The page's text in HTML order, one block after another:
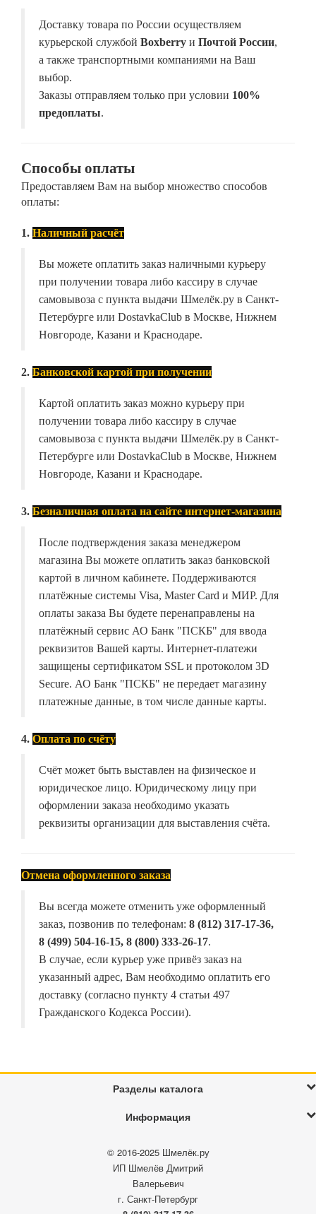
Доставку товара по России осуществляем
курьерской службой Boxberry и Почтой России,
а также транспортными компаниями на Ваш
выбор.
Заказы отправляем только при условии 100%
предоплаты.
Способы оплаты
Предоставляем Вам на выбор множество способов
оплаты:
1. Наличный расчёт
Вы можете оплатить заказ наличными курьеру
при получении товара либо кассиру в случае
самовывоза с пункта выдачи Шмелёк.ру в Санкт-
Петербурге или DostavkaClub в Москве, Нижнем
Новгороде, Казани и Краснодаре.
2. Банковской картой при получении
Картой оплатить заказ можно курьеру при
получении товара либо кассиру в случае
самовывоза с пункта выдачи Шмелёк.ру в Санкт-
Петербурге или DostavkaClub в Москве, Нижнем
Новгороде, Казани и Краснодаре.
3. Безналичная оплата на сайте интернет-магазина
После подтверждения заказа менеджером
магазина Вы можете оплатить заказ банковской
картой в личном кабинете. Поддерживаются
платёжные системы Visa, Master Card и МИР. Для
оплаты заказа Вы будете перенаправлены на
платёжный сервис АО Банк "ПСКБ" для ввода
реквизитов Вашей карты. Интернет-платежи
защищены сертификатом SSL и протоколом 3D
Secure. АО Банк "ПСКБ" не передает магазину
платежные данные, в том числе данные карты.
4. Оплата по счёту
Счёт может быть выставлен на физическое и
юридическое лицо. Юридическому лицу при
оформлении заказа необходимо указать
реквизиты организации для выставления счёта.
Отмена оформленного заказа
Вы всегда можете отменить уже оформленный
заказ, позвонив по телефонам: 8 (812) 317-17-36,
8 (499) 504-16-15, 8 (800) 333-26-17.
В случае, если курьер уже привёз заказ на
указанный адрес, Вам необходимо оплатить его
доставку (согласно пункту 4 статьи 497
Гражданского Кодекса России).
Разделы каталога
Информация
© 2016-2025 Шмелёк.ру
ИП Шмелёв Дмитрий
Валерьевич
г. Санкт-Петербург